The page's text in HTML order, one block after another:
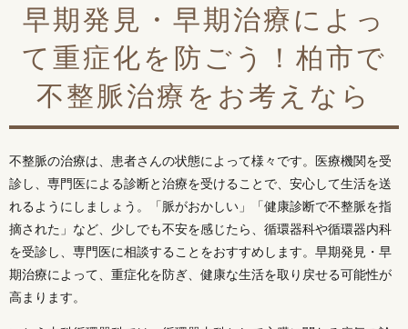
早期発見・早期治療によっ
て重症化を防ごう！柏市で
不整脈治療をお考えなら
不整脈の治療は、患者さんの状態によって様々です。医療機関を受
診し、専門医による診断と治療を受けることで、安心して生活を送
れるようにしましょう。「脈がおかしい」「健康診断で不整脈を指
摘された」など、少しでも不安を感じたら、循環器科や循環器内科
を受診し、専門医に相談することをおすすめします。早期発見・早
期治療によって、重症化を防ぎ、健康な生活を取り戻せる可能性が
高まります。